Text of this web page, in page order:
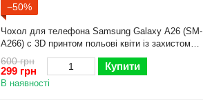
−50%
Чохол для телефона Samsung Galaxy A26 (SM-
A266) с 3D принтом польові квіти із захистом
камери чорний
600 грн
299 грн Купити
В наявності